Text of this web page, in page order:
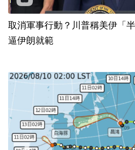
取消軍事行動？川普稱美伊「
逼伊朗就範